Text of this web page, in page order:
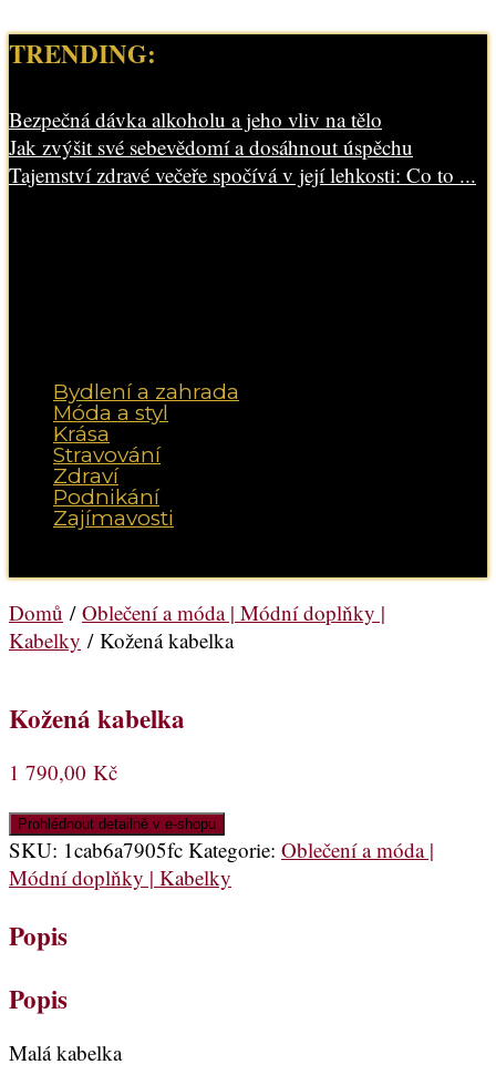
TRENDING:
Bezpečná dávka alkoholu a jeho vliv na tělo
Jak zvýšit své sebevědomí a dosáhnout úspěchu
Tajemství zdravé večeře spočívá v její lehkosti: Co to ...
Bydlení a zahrada
Móda a styl
Krása
Stravování
Zdraví
Podnikání
Zajímavosti
Domů / Oblečení a móda | Módní doplňky |
Kabelky / Kožená kabelka
Kožená kabelka
1 790,00 Kč
Prohlédnout detailně v e-shopu
SKU: 1cab6a7905fc Kategorie: Oblečení a móda |
Módní doplňky | Kabelky
Popis
Popis
Malá kabelka